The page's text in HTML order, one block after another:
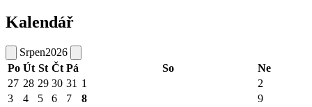
Kalendář
Srpen2026
Po Út St Čt Pá So
Ne
27 28 29 30 31 1
2
3
4 5 6 7 8
9